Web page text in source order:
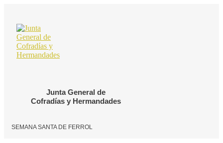
contido
Junta General de
Cofradías y Hermandades
SEMANA SANTA DE FERROL